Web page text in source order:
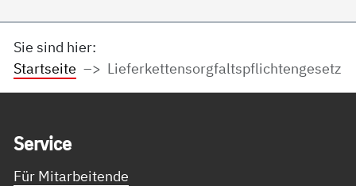
Sie sind hier:
Startseite
Lieferkettensorgfaltspflichtengesetz
Ser­vice
Für Mitarbeitende